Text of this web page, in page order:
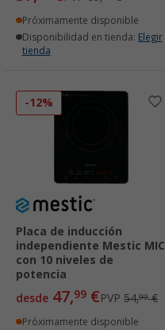
Próximamente disponible
Disponibilidad en tienda: Elegir
tienda
-12%
Placa de inducción
independiente Mestic MIC
con 10 niveles de
potencia
desde 47,99 €PVP 54,99€
Próximamente disponible